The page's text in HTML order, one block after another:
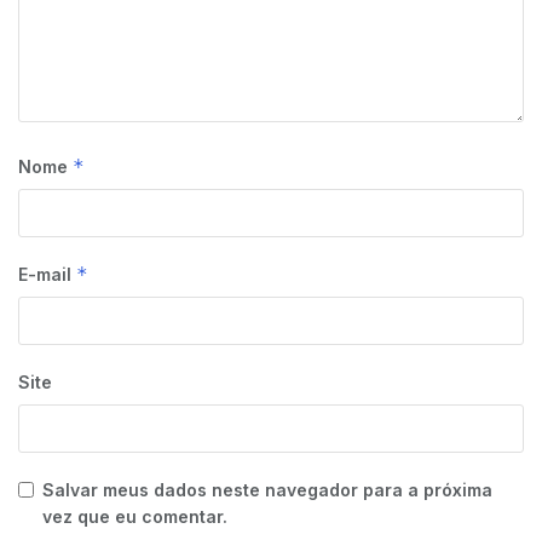
Nome *
E-mail *
Site
Salvar meus dados neste navegador para a próxima
vez que eu comentar.